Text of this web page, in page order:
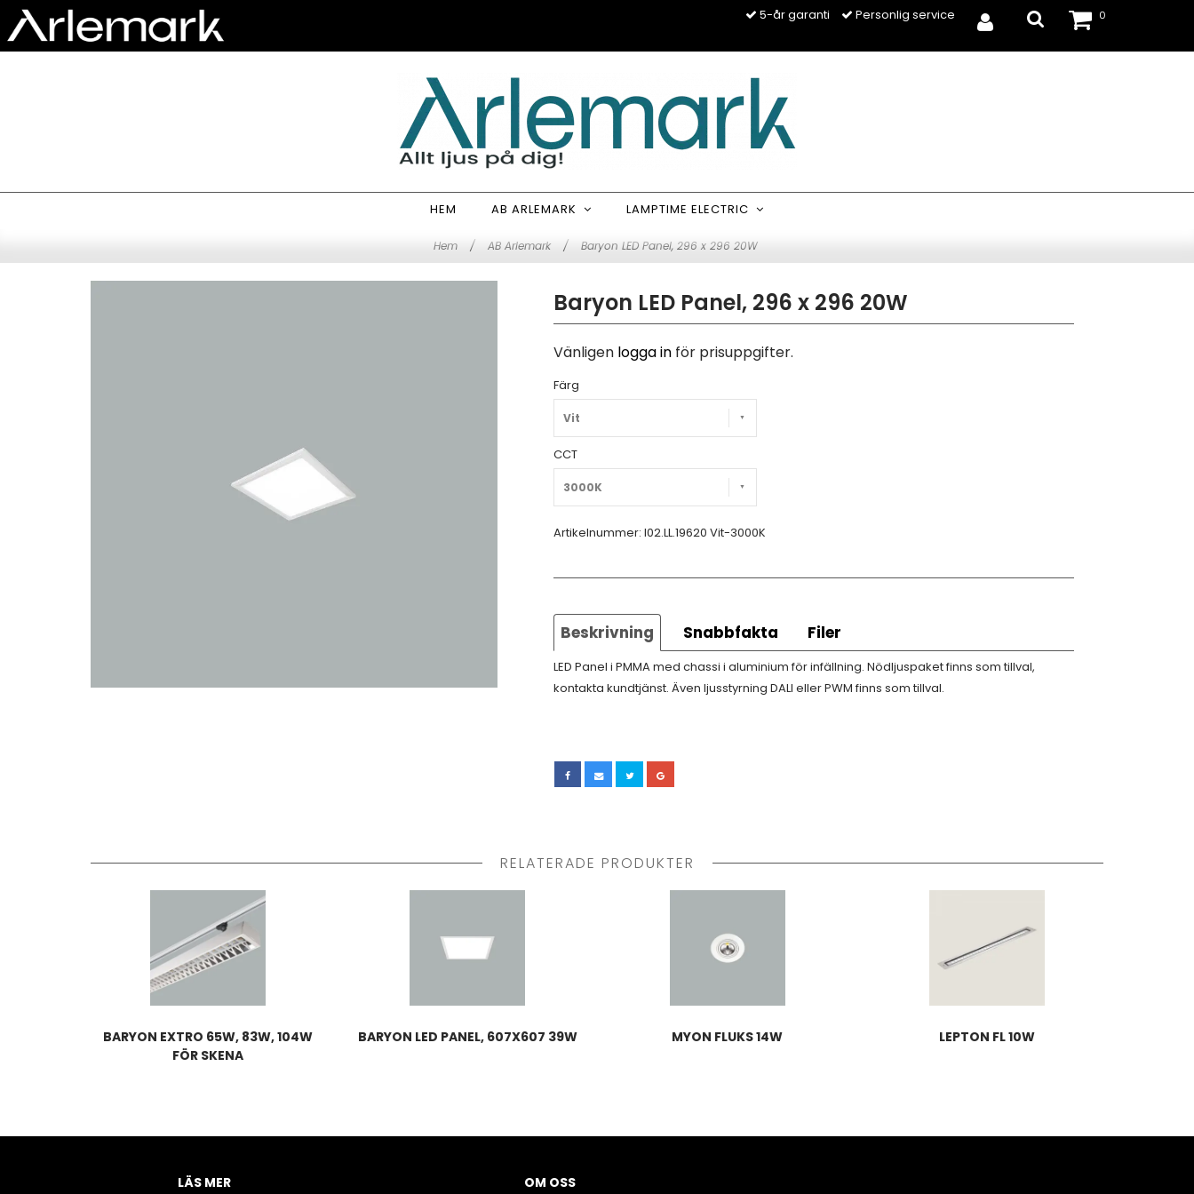
5-år garanti Personlig service 0
HEM AB ARLEMARK LAMPTIME ELECTRIC
Hem / AB Arlemark / Baryon LED Panel, 296 x 296 20W
Baryon LED Panel, 296 x 296 20W
Vänligen logga inför prisuppgifter.
Färg
Vit
CCT
3000K
Artikelnummer: I02.LL.19620 Vit-3000K
Beskrivning Snabbfakta Filer
LED Panel i PMMA med chassi i aluminium för infällning. Nödljuspaket finns som tillval,
kontakta kundtjänst. Även ljusstyrning DALI eller PWM finns som tillval.
RELATERADE PRODUKTER
BARYON EXTRO 65W, 83W, 104W
FÖR SKENA
BARYON LED PANEL, 607X607 39W MYON FLUKS 14W LEPTON FL 10W
LÄS MER OM OSS